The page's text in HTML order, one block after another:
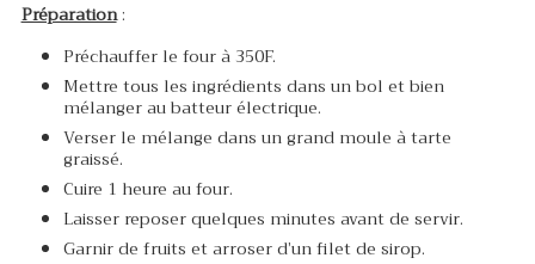
Préparation:
Préchauffer le four à 350F.
Mettre tous les ingrédients dans un bol et bien
mélanger au batteur électrique.
Verser le mélange dans un grand moule à tarte
graissé.
Cuire 1 heure au four.
Laisser reposer quelques minutes avant de servir.
Garnir de fruits et arroser d’un filet de sirop.